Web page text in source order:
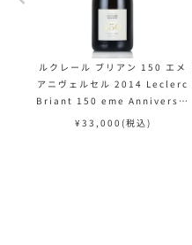
ルクレール ブリアン 150 エメ
アニヴェルセル 2014 Leclerc
Briant 150 eme Anniversai
re フランス シャンパン シャン
¥ 33,000 (税込)